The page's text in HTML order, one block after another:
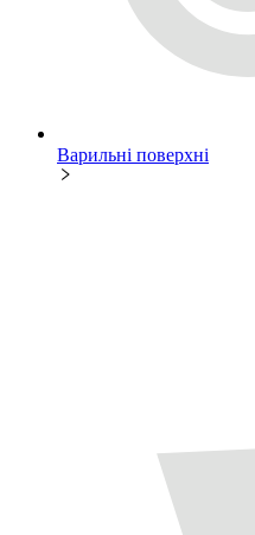
Варильні поверхні